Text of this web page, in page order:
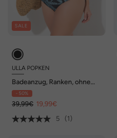
SALE
ULLA POPKEN
Badeanzug, Ranken, ohne
Softcups, Rundhals
- 50%
39,99€ 19,99€
5
(1)